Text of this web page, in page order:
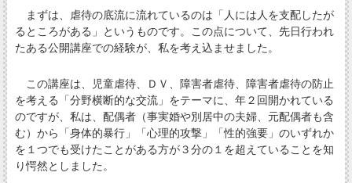
まずは、虐待の底流に流れているのは「人には人を支配したが
るところがある」というものです。この点について、先日行われ
たある公開講座での経験が、私を考え込ませました。
この講座は、児童虐待、ＤＶ、障害者虐待、障害者虐待の防止
を考える「分野横断的な交流」をテーマに、年２回開かれている
のですが、私は、配偶者（事実婚や別居中の夫婦、元配偶者も含
む）から「身体的暴行」「心理的攻撃」「性的強要」のいずれか
を１つでも受けたことがある方が３分の１を超えていることを知
り愕然としました。